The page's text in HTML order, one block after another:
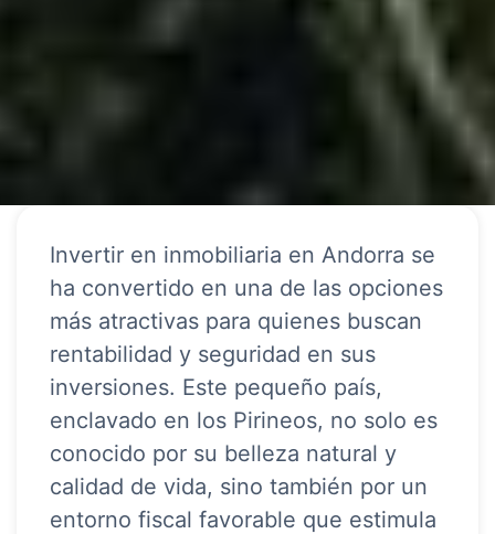
Invertir en inmobiliaria en Andorra se
ha convertido en una de las opciones
más atractivas para quienes buscan
rentabilidad y seguridad en sus
inversiones. Este pequeño país,
enclavado en los Pirineos, no solo es
conocido por su belleza natural y
calidad de vida, sino también por un
entorno fiscal favorable que estimula